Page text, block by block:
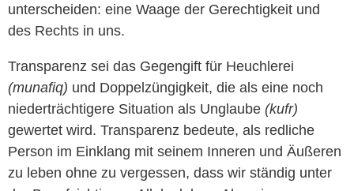
unterscheiden: eine Waage der Gerechtigkeit und
des Rechts in uns.
Transparenz sei das Gegengift für Heuchlerei
(munafiq) und Doppelzüngigkeit, die als eine noch
niederträchtigere Situation als Unglaube (kufr)
gewertet wird. Transparenz bedeute, als redliche
Person im Einklang mit seinem Inneren und Äußeren
zu leben ohne zu vergessen, dass wir ständig unter